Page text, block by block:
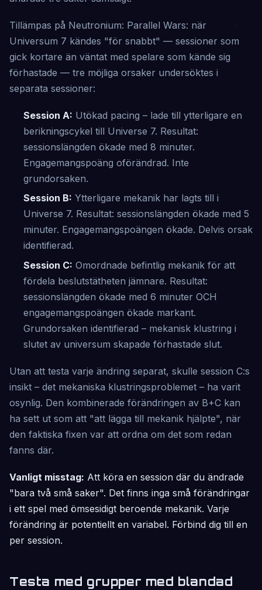
Tillämpas på Neutronium: Parallel Wars: när
Universum 7 kändes "för snabbt" — sessioner som
gick kortare än väntat med spelare som kände sig
förhastade — tre möjliga orsaker undersöktes i
separata sessioner:
Session A: Utökad pacing – lade till ytterligare en
berikningscykel till Universe 7. Resultat:
sessionslängden ökade med 8 minuter.
Engagemangspoäng oförändrad. Inte
grundorsaken.
Session B: Ytterligare mekanik har lagts till i
Universe 7. Resultat: sessionslängden ökade med 5
minuter. Engagemangspoängen ökade. Delvis orsak
identifierad.
Session C: Omordnade befintlig mekanik för att
fördela beslutstätheten jämnare. Resultat:
sessionslängden ökade med 6 minuter OCH
engagemangspoängen ökade markant.
Grundorsaken identifierad – mekanisk klustring i
slutet av universum skapade förhastade slut.
Utan att testa varje ändring separat, skulle session C:s
insikt – det mekaniska klustringsproblemet – ha varit
osynlig. Den kombinerade förändringen av B+C kan
ha sett ut som att "att lägga till mekanik hjälpte", när
den faktiska fixen var att ordna om det som redan
fanns där.
Vanligt misstag: Att köra en session där du ändrade
"bara två små saker". Det finns inga små förändringar
i ett spel med ömsesidigt beroende mekanik. Varje
förändring är potentiellt en variabel. Förbind dig till en
per session.
Testa med grupper med blandad